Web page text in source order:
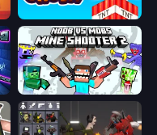
Build and Crush
Mine Shooter 2: Noob vs Mobs